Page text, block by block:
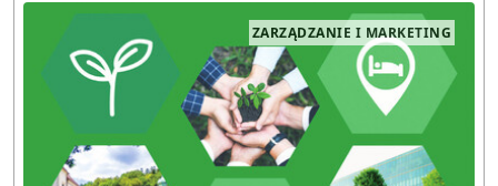
ZARZĄDZANIE I MARKETING